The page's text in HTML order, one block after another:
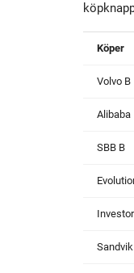
Köper
Volvo B
Alibaba
SBB B
Sandvik